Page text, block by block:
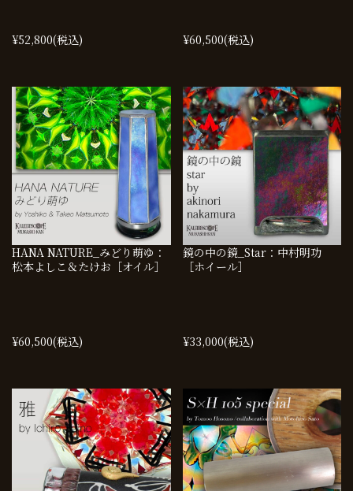
¥52,800(税込) ¥60,500(税込)
HANA NATURE_みどり萌ゆ：
松本よしこ＆たけお［オイル］
¥60,500(税込)
鏡の中の鏡_Star：中村明功
［ホイール］
¥33,000(税込)